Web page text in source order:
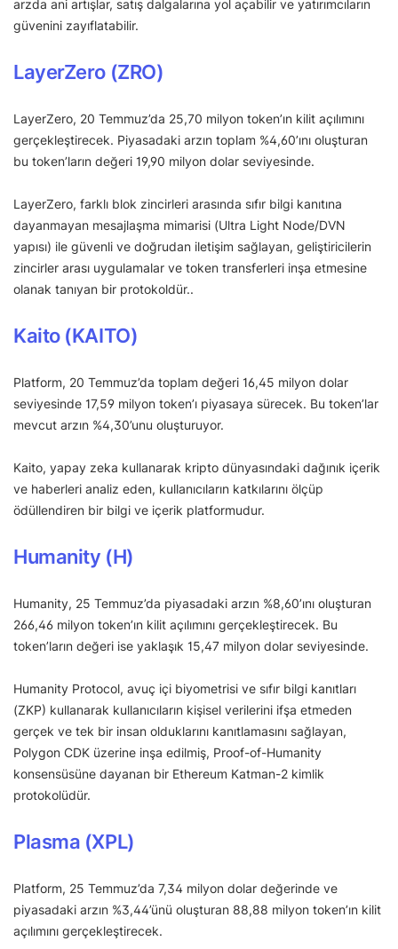
arzda ani artışlar, satış dalgalarına yol açabilir ve yatırımcıların
güvenini zayıflatabilir.
LayerZero (ZRO)
LayerZero, 20 Temmuz’da 25,70 milyon token’ın kilit açılımını
gerçekleştirecek. Piyasadaki arzın toplam %4,60’ını oluşturan
bu token’ların değeri 19,90 milyon dolar seviyesinde.
LayerZero, farklı blok zincirleri arasında sıfır bilgi kanıtına
dayanmayan mesajlaşma mimarisi (Ultra Light Node/DVN
yapısı) ile güvenli ve doğrudan iletişim sağlayan, geliştiricilerin
zincirler arası uygulamalar ve token transferleri inşa etmesine
olanak tanıyan bir protokoldür..
Kaito (KAITO)
Platform, 20 Temmuz’da toplam değeri 16,45 milyon dolar
seviyesinde 17,59 milyon token’ı piyasaya sürecek. Bu token’lar
mevcut arzın %4,30’unu oluşturuyor.
Kaito, yapay zeka kullanarak kripto dünyasındaki dağınık içerik
ve haberleri analiz eden, kullanıcıların katkılarını ölçüp
ödüllendiren bir bilgi ve içerik platformudur.
Humanity (H)
Humanity, 25 Temmuz’da piyasadaki arzın %8,60’ını oluşturan
266,46 milyon token’ın kilit açılımını gerçekleştirecek. Bu
token’ların değeri ise yaklaşık 15,47 milyon dolar seviyesinde.
Humanity Protocol, avuç içi biyometrisi ve sıfır bilgi kanıtları
(ZKP) kullanarak kullanıcıların kişisel verilerini ifşa etmeden
gerçek ve tek bir insan olduklarını kanıtlamasını sağlayan,
Polygon CDK üzerine inşa edilmiş, Proof-of-Humanity
konsensüsüne dayanan bir Ethereum Katman-2 kimlik
protokolüdür.
Plasma (XPL)
Platform, 25 Temmuz’da 7,34 milyon dolar değerinde ve
piyasadaki arzın %3,44’ünü oluşturan 88,88 milyon token’ın kilit
açılımını gerçekleştirecek.